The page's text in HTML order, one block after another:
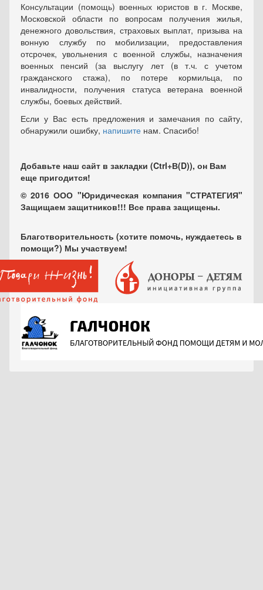
Консультации (помощь) военных юристов в г. Москве,
Московской области по вопросам получения жилья,
денежного довольствия, страховых выплат, призыва на
вонную службу по мобилизации, предоставления
отсрочек, увольнения с военной службы, назначения
военных пенсий (за выслугу лет (в т.ч. с учетом
гражданского стажа), по потере кормильца, по
инвалидности, получения статуса ветерана военной
службы, боевых действий.
Если у Вас есть предложения и замечания по сайту,
обнаружили ошибку, напишите нам. Спасибо!
Добавьте наш сайт в закладки (Ctrl+В(D)), он Вам
еще пригодится!
© 2016 ООО "Юридическая компания "СТРАТЕГИЯ"
Защищаем защитников!!! Все права защищены.
Благотворительность (хотите помочь, нуждаетесь в
помощи?) Мы участвуем!